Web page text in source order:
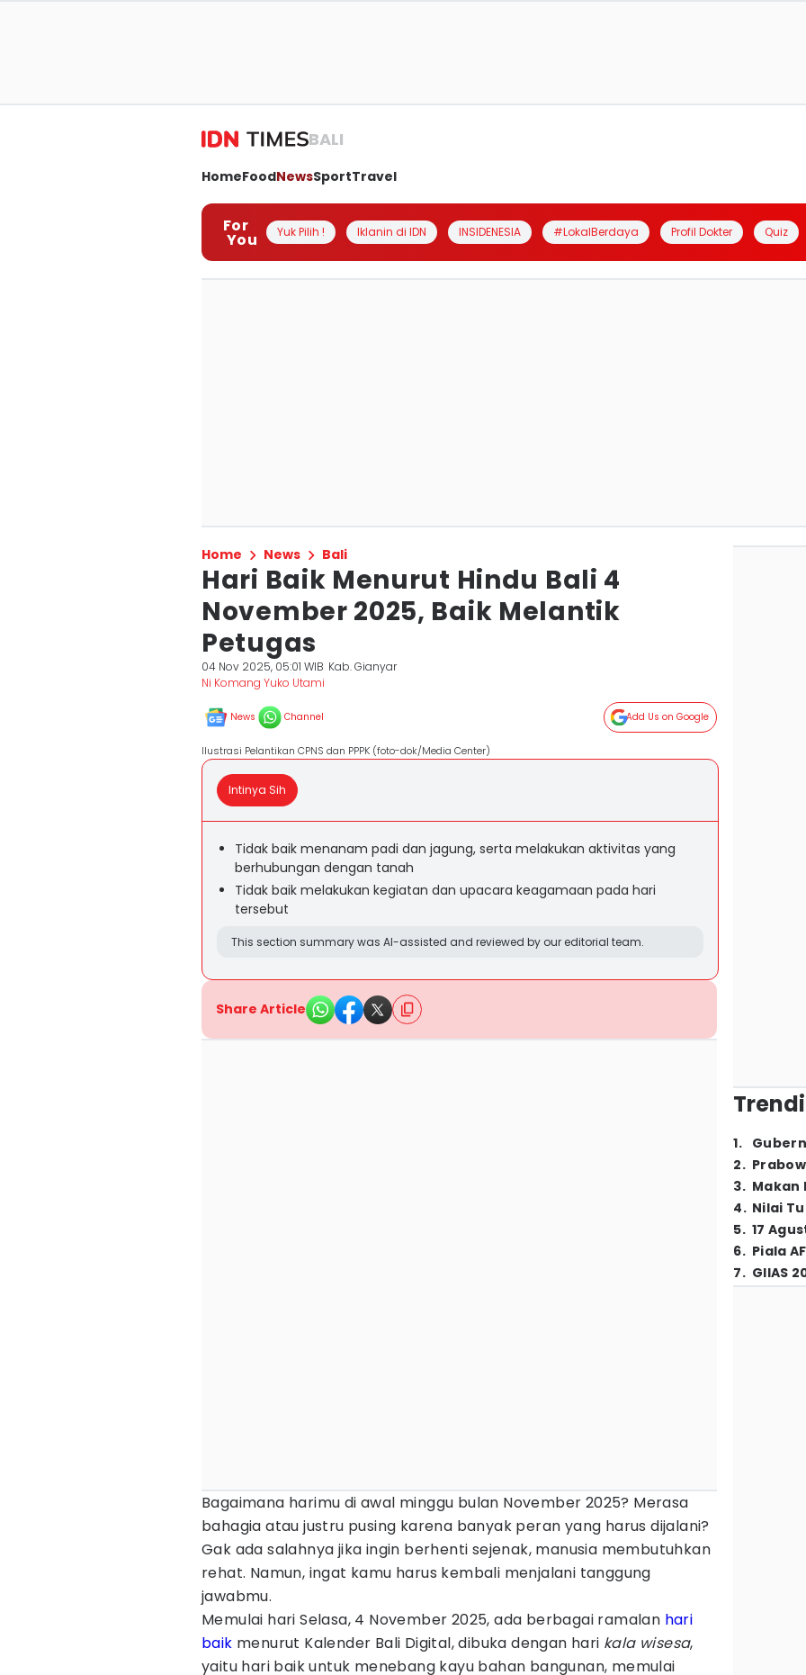
BALI
HomeFoodNewsSportTravel
For
You Yuk Pilih ! Iklanin di IDN INSIDENESIA #LokalBerdaya Profil Dokter Quiz
Home News Bali
Hari Baik Menurut Hindu Bali 4
November 2025, Baik Melantik
Petugas
04 Nov 2025, 05:01 WIB Kab. Gianyar
Ni Komang Yuko Utami
News Channel Add Us on Google
Ilustrasi Pelantikan CPNS dan PPPK (foto-dok/Media Center)
Intinya Sih
Tidak baik menanam padi dan jagung, serta melakukan aktivitas yang
berhubungan dengan tanah
Tidak baik melakukan kegiatan dan upacara keagamaan pada hari
tersebut
This section summary was AI-assisted and reviewed by our editorial team.
Share Article
Bagaimana harimu di awal minggu bulan November 2025? Merasa
bahagia atau justru pusing karena banyak peran yang harus dijalani?
Gak ada salahnya jika ingin berhenti sejenak, manusia membutuhkan
rehat. Namun, ingat kamu harus kembali menjalani tanggung
jawabmu.
Memulai hari Selasa, 4 November 2025, ada berbagai ramalan hari
baik menurut Kalender Bali Digital, dibuka dengan hari kala wisesa,
yaitu hari baik untuk menebang kayu bahan bangunan, memulai
1.
2.
3. Makan
4. Nilai
5. 17
6. Piala
7. GIIAS